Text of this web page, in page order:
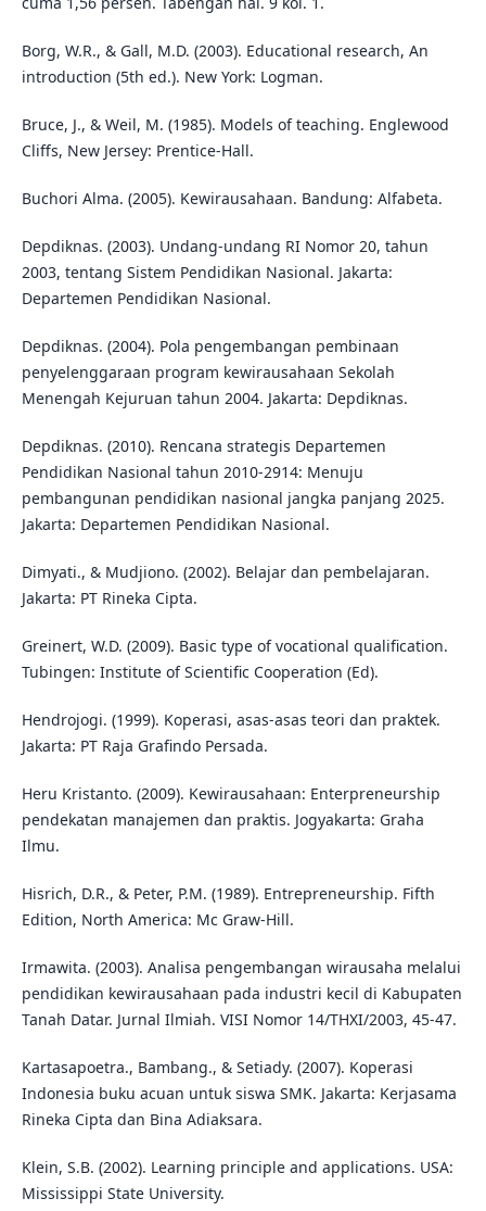
Borg, W.R., & Gall, M.D. (2003). Educational research, An
introduction (5th ed.). New York: Logman.
Bruce, J., & Weil, M. (1985). Models of teaching. Englewood
Cliffs, New Jersey: Prentice-Hall.
Buchori Alma. (2005). Kewirausahaan. Bandung: Alfabeta.
Depdiknas. (2003). Undang-undang RI Nomor 20, tahun
2003, tentang Sistem Pendidikan Nasional. Jakarta:
Departemen Pendidikan Nasional.
Depdiknas. (2004). Pola pengembangan pembinaan
penyelenggaraan program kewirausahaan Sekolah
Menengah Kejuruan tahun 2004. Jakarta: Depdiknas.
Depdiknas. (2010). Rencana strategis Departemen
Pendidikan Nasional tahun 2010-2914: Menuju
pembangunan pendidikan nasional jangka panjang 2025.
Jakarta: Departemen Pendidikan Nasional.
Dimyati., & Mudjiono. (2002). Belajar dan pembelajaran.
Jakarta: PT Rineka Cipta.
Greinert, W.D. (2009). Basic type of vocational qualification.
Tubingen: Institute of Scientific Cooperation (Ed).
Hendrojogi. (1999). Koperasi, asas-asas teori dan praktek.
Jakarta: PT Raja Grafindo Persada.
Heru Kristanto. (2009). Kewirausahaan: Enterpreneurship
pendekatan manajemen dan praktis. Jogyakarta: Graha
Ilmu.
Hisrich, D.R., & Peter, P.M. (1989). Entrepreneurship. Fifth
Edition, North America: Mc Graw-Hill.
Irmawita. (2003). Analisa pengembangan wirausaha melalui
pendidikan kewirausahaan pada industri kecil di Kabupaten
Tanah Datar. Jurnal Ilmiah. VISI Nomor 14/THXI/2003, 45-47.
Kartasapoetra., Bambang., & Setiady. (2007). Koperasi
Indonesia buku acuan untuk siswa SMK. Jakarta: Kerjasama
Rineka Cipta dan Bina Adiaksara.
Klein, S.B. (2002). Learning principle and applications. USA:
Mississippi State University.